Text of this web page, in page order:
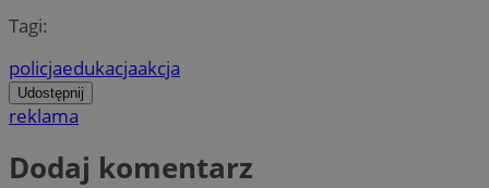
Tagi:
policjaedukacjaakcja
Udostępnij
reklama
Dodaj komentarz